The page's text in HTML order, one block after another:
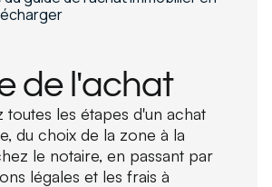
de l'achat
toutes les étapes d'un achat
du choix de la zone à la
le notaire, en passant par
légales et les frais à